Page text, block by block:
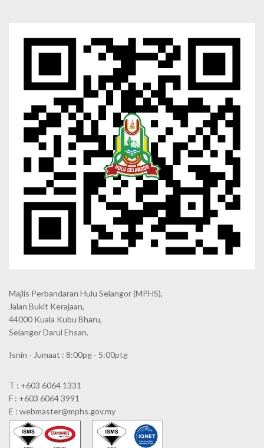
Majlis Perbandaran Hulu Selangor (MPHS),
Jalan Bukit Kerajaan,
44000 Kuala Kubu Bharu,
Selangor Darul Ehsan.
Isnin - Jumaat : 8:00pg - 5:00ptg
T : +603 6064 1331
F : +603 6064 3991
E : webmaster@mphs.gov.my